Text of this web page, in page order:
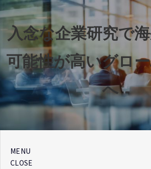
入念な企業研究で
可能性が高いグロ
へ
MENU
CLOSE